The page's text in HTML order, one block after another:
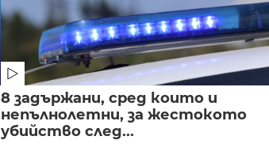
8 задържани, сред които и
непълнолетни, за жестокото
убийство след...